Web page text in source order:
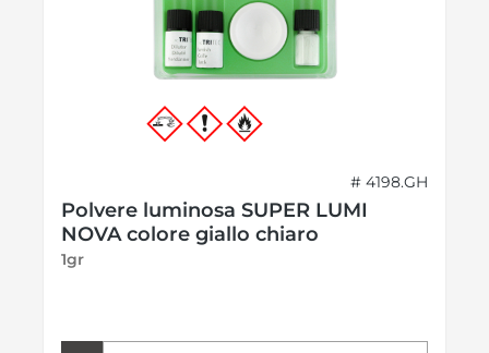
# 4198.GH
Polvere luminosa SUPER LUMI
NOVA colore giallo chiaro
1gr